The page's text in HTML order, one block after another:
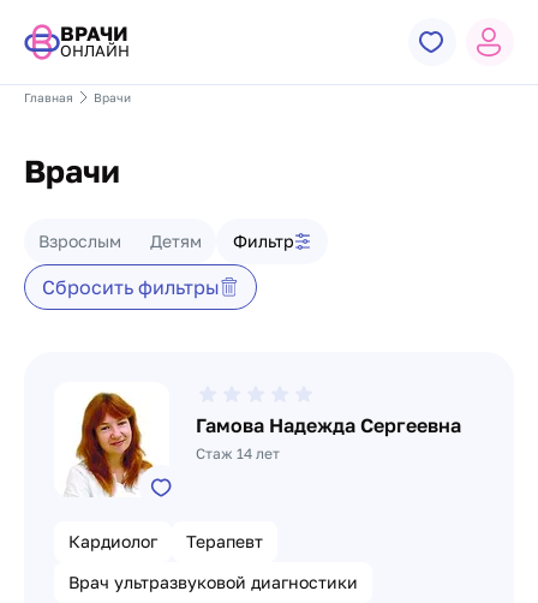
ВРАЧИ
ОНЛАЙН
Главная Врачи
Врачи
Фильтр врачей
Взрослым Детям Фильтр
Сбросить фильтры
Гамова Надежда Сергеевна
Стаж 14 лет
Кардиолог
Терапевт
Врач ультразвуковой диагностики